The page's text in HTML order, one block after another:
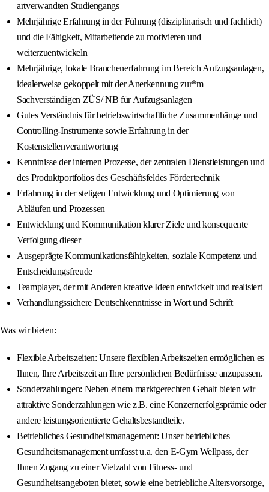
artverwandten Studiengangs
Mehrjährige Erfahrung in der Führung (disziplinarisch und fachlich)
und die Fähigkeit, Mitarbeitende zu motivieren und
weiterzuentwickeln
Mehrjährige, lokale Branchenerfahrung im Bereich Aufzugsanlagen,
idealerweise gekoppelt mit der Anerkennung zur*m
Sachverständigen ZÜS/ NB für Aufzugsanlagen
Gutes Verständnis für betriebswirtschaftliche Zusammenhänge und
Controlling-Instrumente sowie Erfahrung in der
Kostenstellenverantwortung
Kenntnisse der internen Prozesse, der zentralen Dienstleistungen und
des Produktportfolios des Geschäftsfeldes Fördertechnik
Erfahrung in der stetigen Entwicklung und Optimierung von
Abläufen und Prozessen
Entwicklung und Kommunikation klarer Ziele und konsequente
Verfolgung dieser
Ausgeprägte Kommunikationsfähigkeiten, soziale Kompetenz und
Entscheidungsfreude
Teamplayer, der mit Anderen kreative Ideen entwickelt und realisiert
Verhandlungssichere Deutschkenntnisse in Wort und Schrift
Was wir bieten:
Flexible Arbeitszeiten: Unsere flexiblen Arbeitszeiten ermöglichen es
Ihnen, Ihre Arbeitszeit an Ihre persönlichen Bedürfnisse anzupassen.
Sonderzahlungen: Neben einem marktgerechten Gehalt bieten wir
attraktive Sonderzahlungen wie z.B. eine Konzernerfolgsprämie oder
andere leistungsorientierte Gehaltsbestandteile.
Betriebliches Gesundheitsmanagement: Unser betriebliches
Gesundheitsmanagement umfasst u.a. den E-Gym Wellpass, der
Ihnen Zugang zu einer Vielzahl von Fitness- und
Gesundheitsangeboten bietet, sowie eine betriebliche Altersvorsorge,